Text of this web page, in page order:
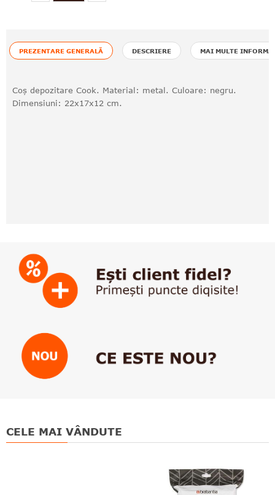
PREZENTARE GENERALĂ DESCRIERE MAI MULTE
Coș depozitare Cook. Material: metal. Culoare: negru.
Dimensiuni: 22x17x12 cm.
CELE MAI VÂNDUTE